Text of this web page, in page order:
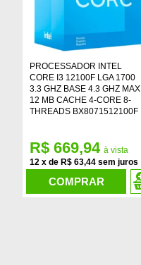
PROCESSADOR INTEL
CORE I3 12100F LGA 1700
3.3 GHZ BASE 4.3 GHZ MAX
12 MB CACHE 4-CORE 8-
THREADS BX8071512100F
12 x de R$ 63,44
R$ 669,94
COMPRAR